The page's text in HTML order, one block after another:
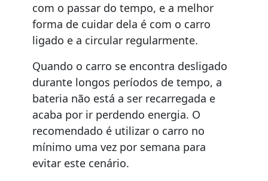
com o passar do tempo, e a melhor
forma de cuidar dela é com o carro
ligado e a circular regularmente.
Quando o carro se encontra desligado
durante longos períodos de tempo, a
bateria não está a ser recarregada e
acaba por ir perdendo energia. O
recomendado é utilizar o carro no
mínimo uma vez por semana para
evitar este cenário.